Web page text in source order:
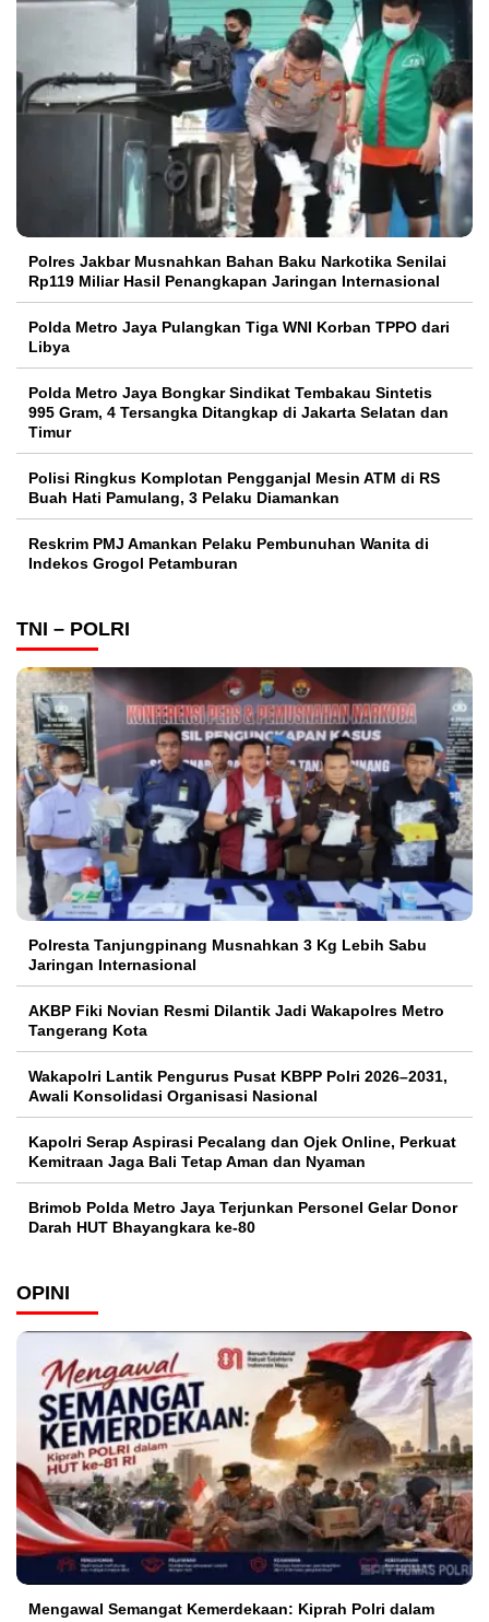
Polres Jakbar Musnahkan Bahan Baku Narkotika Senilai
Rp119 Miliar Hasil Penangkapan Jaringan Internasional
Polda Metro Jaya Pulangkan Tiga WNI Korban TPPO dari
Libya
Polda Metro Jaya Bongkar Sindikat Tembakau Sintetis
995 Gram, 4 Tersangka Ditangkap di Jakarta Selatan dan
Timur
Polisi Ringkus Komplotan Pengganjal Mesin ATM di RS
Buah Hati Pamulang, 3 Pelaku Diamankan
Reskrim PMJ Amankan Pelaku Pembunuhan Wanita di
Indekos Grogol Petamburan
TNI – POLRI
Polresta Tanjungpinang Musnahkan 3 Kg Lebih Sabu
Jaringan Internasional
AKBP Fiki Novian Resmi Dilantik Jadi Wakapolres Metro
Tangerang Kota
Wakapolri Lantik Pengurus Pusat KBPP Polri 2026–2031,
Awali Konsolidasi Organisasi Nasional
Kapolri Serap Aspirasi Pecalang dan Ojek Online, Perkuat
Kemitraan Jaga Bali Tetap Aman dan Nyaman
Brimob Polda Metro Jaya Terjunkan Personel Gelar Donor
Darah HUT Bhayangkara ke-80
OPINI
Mengawal Semangat Kemerdekaan: Kiprah Polri dalam